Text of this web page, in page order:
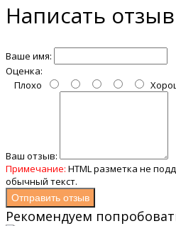
Написать отзыв
Ваше имя:
Оценка:
Плохо
Ваш отзыв:
Примечание: HTML разметка не
обычный текст.
Отправить отзыв
Рекомендуем